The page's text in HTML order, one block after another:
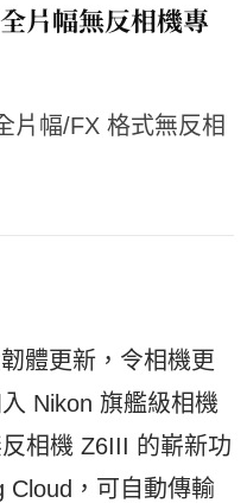
片幅無反相機專
片幅/FX 格式無反相
體更新，令相機更
Nikon 旗艦級相機
相機 Z6III 的嶄新功
Cloud，可自動傳輸